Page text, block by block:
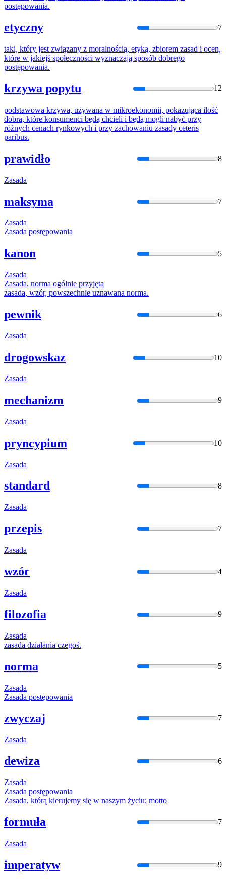
postępowania.
etyczny 7
taki, który jest związany z moralnością, etyką, zbiorem zasad i ocen,
które w jakiejś społeczności wyznaczają sposób dobrego
postępowania.
krzywa popytu 12
podstawowa krzywa, używana w mikroekonomii, pokazująca ilość
dobra, które konsumenci będą chcieli i będą mogli nabyć przy
różnych cenach rynkowych i przy zachowaniu zasady ceteris
paribus.
prawidło 8
Zasada
maksyma 7
Zasada
Zasada postępowania
kanon 5
Zasada
Zasada, norma ogólnie przyjęta
zasada, wzór, powszechnie uznawana norma.
pewnik 6
Zasada
drogowskaz 10
Zasada
mechanizm 9
Zasada
pryncypium 10
Zasada
standard 8
Zasada
przepis 7
Zasada
wzór 4
Zasada
filozofia 9
Zasada
zasada działania czegoś.
norma 5
Zasada
Zasada postępowania
zwyczaj 7
Zasada
dewiza 6
Zasada
Zasada postępowania
Zasada, którą kierujemy się w naszym życiu; motto
formuła 7
Zasada
imperatyw 9